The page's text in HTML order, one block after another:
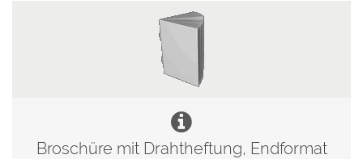
Broschüre mit Drahtheftung, Endformat